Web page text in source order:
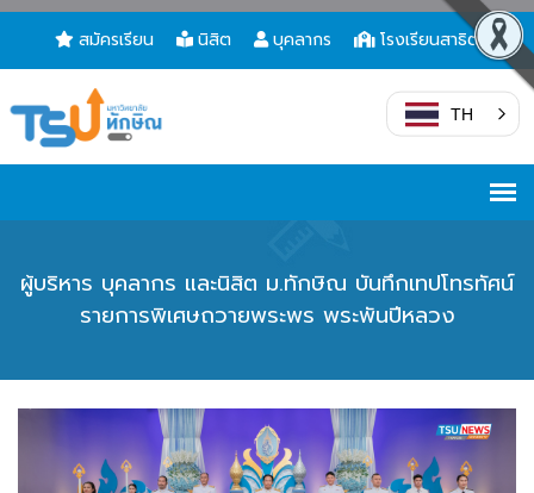
สมัครเรียน นิสิต บุคลากร โรงเรียนสาธิต
TH
ผู้บริหาร บุคลากร และนิสิต ม.ทักษิณ บันทึกเทปโทรทัศน์
รายการพิเศษถวายพระพร พระพันปีหลวง